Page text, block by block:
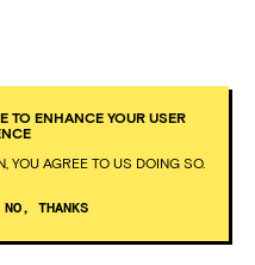
TO ENHANCE YOUR USER
YOU AGREE TO US DOING SO.
NO, THANKS